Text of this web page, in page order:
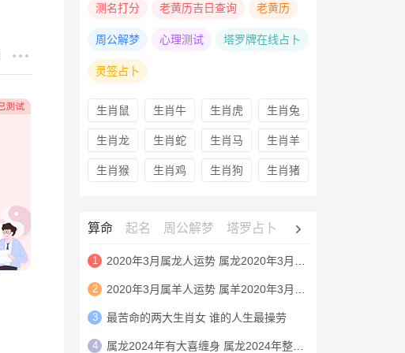
测名打分 老黄历吉日查询 老黄历
周公解梦 心理测试 塔罗牌在线占卜
灵签占卜
生肖鼠 生肖牛 生肖虎 生肖兔
生肖龙 生肖蛇 生肖马 生肖羊
生肖猴 生肖鸡 生肖狗 生肖猪
算命 起名 周公解梦 塔罗占卜 心理测试
1 2020年3月属龙人运势 属龙2020年3月运程
2 2020年3月属羊人运势 属羊2020年3月运程
3 最苦命的两大生肖女 谁的人生最操劳
4 属龙2024年有大喜缠身 属龙2024年整体运势